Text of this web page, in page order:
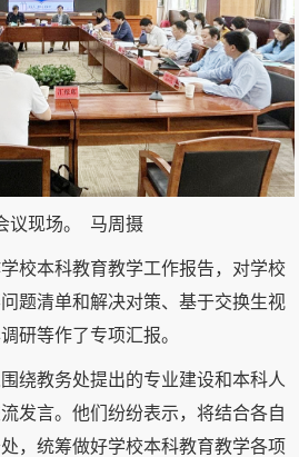
议现场。 马周摄
校本科教育教学工作报告，对学校
题清单和解决对策、基于交换生视
研等作了专项汇报。
绕教务处提出的专业建设和本科人
发言。他们纷纷表示，将结合各自
，统筹做好学校本科教育教学各项